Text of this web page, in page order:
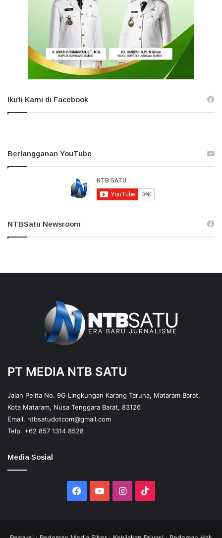
Ikuti Kami di Facebook
Berlangganan YouTube
NTBSatu Newsroom
PT MEDIA NTB SATU
Jalan Pelita No. 9G Lingkungan Karang Taruna, Mataram Barat,
Kota Mataram, Nusa Tenggara Barat, 83126
Email. ntbsatudotcom@gmail.com
Telp. +62 857 1314 8528
Media Sosial
Facebook
YouTubeInstagram